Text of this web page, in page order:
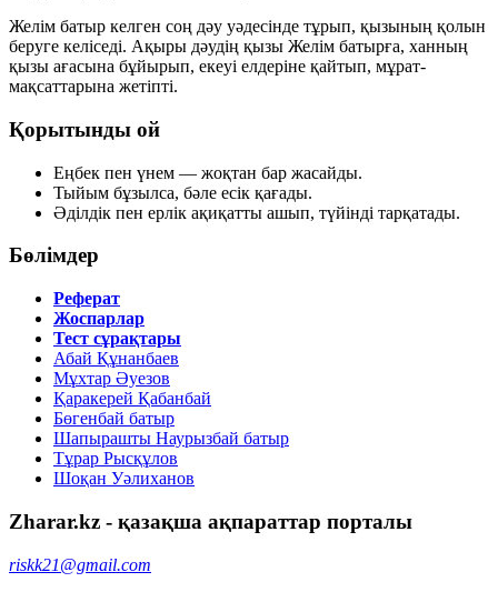
Желім батыр келген соң дәу уәдесінде тұрып, қызының қолын
беруге келіседі. Ақыры дәудің қызы Желім батырға, ханның
қызы ағасына бұйырып, екеуі елдеріне қайтып, мұрат-
мақсаттарына жетіпті.
Қорытынды ой
Еңбек пен үнем — жоқтан бар жасайды.
Тыйым бұзылса, бәле есік қағады.
Әділдік пен ерлік ақиқатты ашып, түйінді тарқатады.
Бөлімдер
Реферат
Жоспарлар
Тест сұрақтары
Абай Құнанбаев
Мұхтар Әуезов
Қаракерей Қабанбай
Бөгенбай батыр
Шапырашты Наурызбай батыр
Тұрар Рысқұлов
Шоқан Уәлиханов
Zharar.kz - қазақша ақпараттар порталы
riskk21@gmail.com